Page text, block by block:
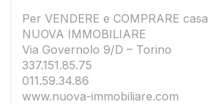
Per VENDERE e COMPRARE casa
NUOVA IMMOBILIARE
Via Governolo 9/D – Torino
337.151.85.75
011.59.34.86
www.nuova-immobiliare.com